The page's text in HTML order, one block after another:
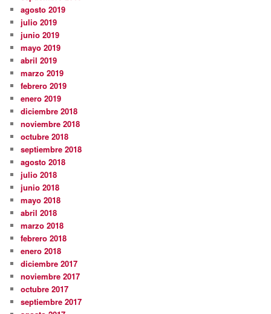
agosto 2019
julio 2019
junio 2019
mayo 2019
abril 2019
marzo 2019
febrero 2019
enero 2019
diciembre 2018
noviembre 2018
octubre 2018
septiembre 2018
agosto 2018
julio 2018
junio 2018
mayo 2018
abril 2018
marzo 2018
febrero 2018
enero 2018
diciembre 2017
noviembre 2017
octubre 2017
septiembre 2017